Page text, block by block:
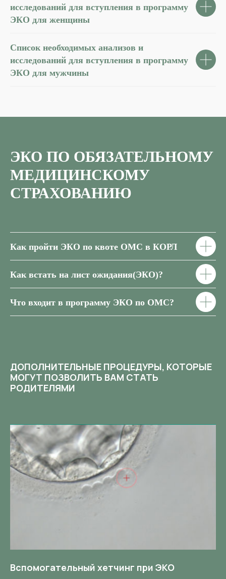
исследований для вступления в программу
ЭКО для женщины
Список необходимых анализов и
исследований для вступления в программу
ЭКО для мужчины
ЭКО ПО ОБЯЗАТЕЛЬНОМУ
МЕДИЦИНСКОМУ
СТРАХОВАНИЮ
Как пройти ЭКО по квоте ОМС в КОРЛ
Как встать на лист ожидания(ЭКО)?
Что входит в программу ЭКО по ОМС?
ДОПОЛНИТЕЛЬНЫЕ ПРОЦЕДУРЫ, КОТОРЫЕ
МОГУТ ПОЗВОЛИТЬ ВАМ СТАТЬ
РОДИТЕЛЯМИ
Вспомогательный хетчинг при ЭКО